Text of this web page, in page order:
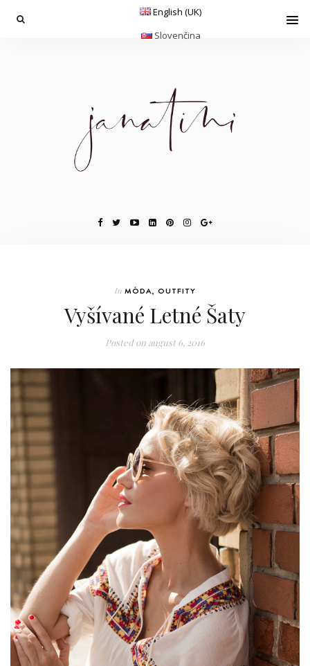
English (UK)
Slovenčina
In MÓDA, OUTFITY
Vyšívané Letné Šaty
Posted on august 6, 2016